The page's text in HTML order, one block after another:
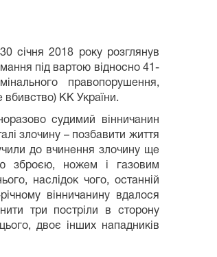
січня 2018 року розглянув
під вартою відносно 41-
правопорушення,
вбивство) КК України.
судимий вінничанин
злочину – позбавити життя
до вчинення злочину ще
зброєю, ножем і газовим
наслідок чого, останній
вінничанину вдалося
три постріли в сторону
двоє інших нападників